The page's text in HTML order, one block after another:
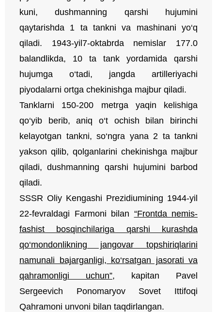
kuni, dushmanning qarshi hujumini
qaytarishda 1 ta tankni va mashinani yo‘q
qiladi. 1943-yil7-oktabrda nemislar 177.0
balandlikda, 10 ta tank yordamida qarshi
hujumga o‘tadi, jangda artilleriyachi
piyodalarni ortga chekinishga majbur qiladi.
Tanklarni 150-200 metrga yaqin kelishiga
qo‘yib berib, aniq o‘t ochish bilan birinchi
kelayotgan tankni, so‘ngra yana 2 ta tankni
yakson qilib, qolganlarini chekinishga majbur
qiladi, dushmanning qarshi hujumini barbod
qiladi.
SSSR Oliy Kengashi Prezidiumining 1944-yil
22-fevraldagi Farmoni bilan “Frontda nemis-
fashist bosqinchilariga qarshi kurashda
qo‘mondonlikning jangovar topshiriqlarini
namunali bajarganligi, ko‘rsatgan jasorati va
qahramonligi uchun”, kapitan Pavel
Sergeevich Ponomaryov Sovet Ittifoqi
Qahramoni unvoni bilan taqdirlangan.